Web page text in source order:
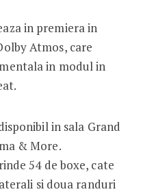
cinema
in premiera in
Atmos, care
in modul in
in sala Grand
& More.
54 de boxe, cate
si doua randuri